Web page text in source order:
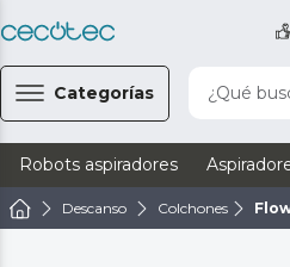
Categorías ¿Qué
Robots aspiradores
Descanso Colchones